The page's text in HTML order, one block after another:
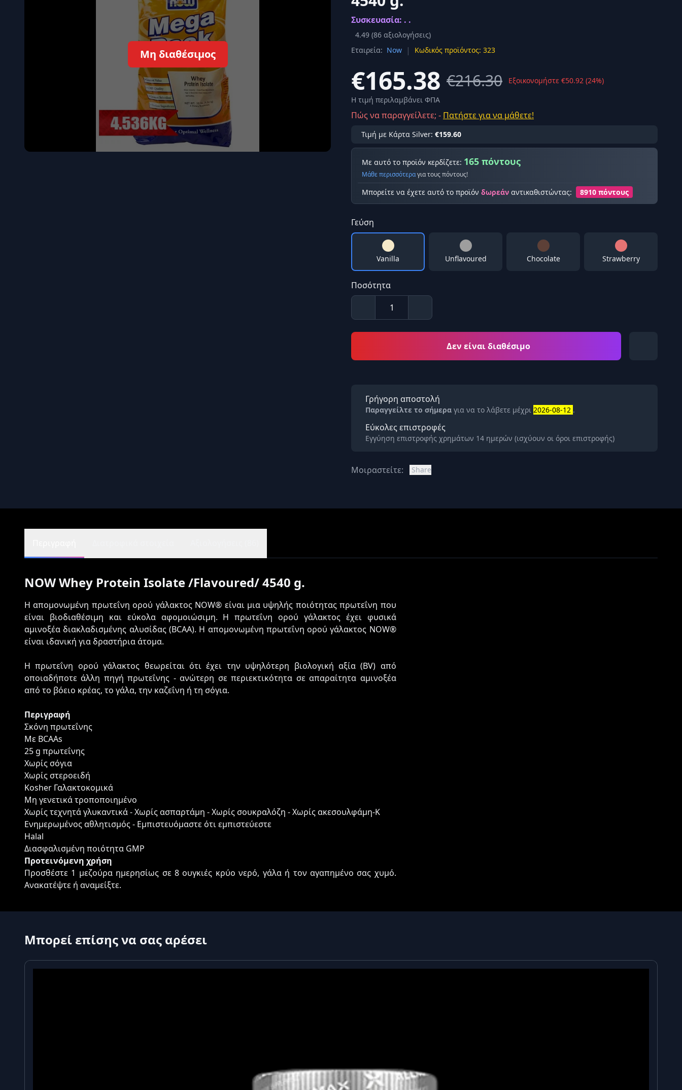
Όγκου
Διεγερτικά
Τεστοστερόνης
Μη διαθέσιμος
Συσκευασία: . .
4.49 (86 αξιολογήσεις)
Εταιρεία: Now | Κωδικός προϊόντος: 323
€165.38 €216.30
Εξοικονομήστε €50.92 (24%)
Η τιμή περιλαμβάνει ΦΠΑ
Πώς να παραγγείλετε; - Πατήστε για να μάθετε!
Τιμή με Κάρτα Silver: €159.60
Με αυτό το προϊόν κερδίζετε: 165 πόντους
Μάθε περισσότεραγια τους πόντους!
Μπορείτε να έχετε αυτό το προϊόν δωρεάν αντικαθιστώντας: 8910 πόντους
Γεύση
Vanilla Unflavoured Chocolate Strawberry
Ποσότητα
Δεν είναι διαθέσιμο
Γρήγορη αποστολή
Παραγγείλτε το σήμερα για να το λάβετε μέχρι 2026-08-12 .
Εύκολες επιστροφές
Εγγύηση επιστροφής χρημάτων 14 ημερών (ισχύουν οι όροι επιστροφής)
Μοιραστείτε: Share
NOW Whey Protein Isolate /Flavoured/ 4540 g.
Η απομονωμένη πρωτεΐνη ορού γάλακτος NOW® είναι μια υψηλής ποιότητας πρωτεΐνη που
είναι βιοδιαθέσιμη και εύκολα αφομοιώσιμη. Η πρωτεΐνη ορού γάλακτος έχει φυσικά
αμινοξέα διακλαδισμένης αλυσίδας (BCAA). Η απομονωμένη πρωτεΐνη ορού γάλακτος NOW®
είναι ιδανική για δραστήρια άτομα.
Η πρωτεΐνη ορού γάλακτος θεωρείται ότι έχει την υψηλότερη βιολογική αξία (BV) από
οποιαδήποτε άλλη πηγή πρωτεΐνης - ανώτερη σε περιεκτικότητα σε απαραίτητα αμινοξέα
από το βόειο κρέας, το γάλα, την καζεΐνη ή τη σόγια.
Περιγραφή
Σκόνη πρωτεΐνης
Με BCAAs
25 g πρωτεΐνης
Χωρίς σόγια
Χωρίς στεροειδή
Kosher Γαλακτοκομικά
Μη γενετικά τροποποιημένο
Χωρίς τεχνητά γλυκαντικά - Χωρίς ασπαρτάμη - Χωρίς σουκραλόζη - Χωρίς ακεσουλφάμη-K
Ενημερωμένος αθλητισμός - Εμπιστευόμαστε ότι εμπιστεύεστε
Halal
Διασφαλισμένη ποιότητα GMP
Προτεινόμενη χρήση
Προσθέστε 1 μεζούρα ημερησίως σε 8 ουγκιές κρύο νερό, γάλα ή τον αγαπημένο σας χυμό.
Ανακατέψτε ή αναμείξτε.
Μπορεί επίσης να σας αρέσει
Σύνδεση
Εγγραφείτε εδώ
Επιστροφή